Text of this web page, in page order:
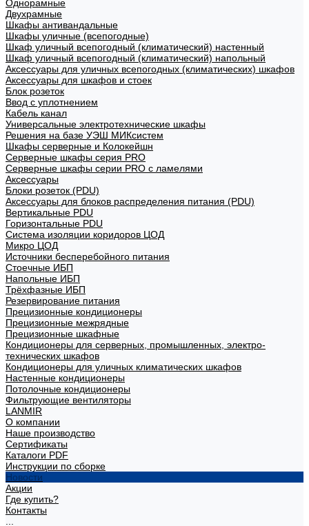
Однорамные
Двухрамные
Шкафы антивандальные
Шкафы уличные (всепогодные)
Шкаф уличный всепогодный (климатический) настенный
Шкаф уличный всепогодный (климатический) напольный
Аксессуары для уличных всепогодных (климатических) шкафов
Аксессуары для шкафов и стоек
Блок розеток
Ввод с уплотнением
Кабель канал
Универсальные электротехнические шкафы
Решения на базе УЭШ МИКсистем
Шкафы серверные и Колокейшн
Серверные шкафы серия PRO
Серверные шкафы серии PRO с ламелями
Аксессуары
Блоки розеток (PDU)
Аксессуары для блоков распределения питания (PDU)
Вертикальные PDU
Горизонтальные PDU
Система изоляции коридоров ЦОД
Микро ЦОД
Источники бесперебойного питания
Стоечные ИБП
Напольные ИБП
Трёхфазные ИБП
Резервирование питания
Прецизионные кондиционеры
Прецизионные межрядные
Прецизионные шкафные
Кондиционеры для серверных, промышленных, электро-
технических шкафов
Кондиционеры для уличных климатических шкафов
Настенные кондиционеры
Потолочные кондиционеры
Фильтрующие вентиляторы
LANMIR
О компании
Наше производство
Сертификаты
Каталоги PDF
Инструкции по сборке
Новости
Акции
Где купить?
Контакты